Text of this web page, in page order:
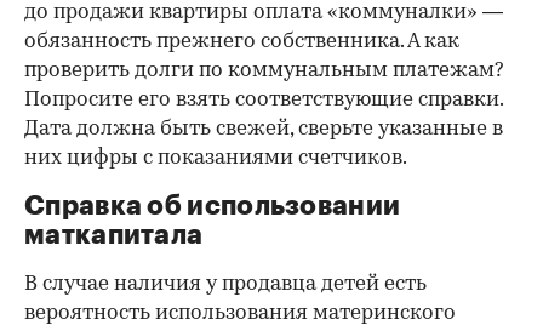
до продажи квартиры оплата «коммуналки» —
обязанность прежнего собственника. А как
проверить долги по коммунальным платежам?
Попросите его взять соответствующие справки.
Дата должна быть свежей, сверьте указанные в
них цифры с показаниями счетчиков.
Справка об использовании
маткапитала
В случае наличия у продавца детей есть
вероятность использования материнского